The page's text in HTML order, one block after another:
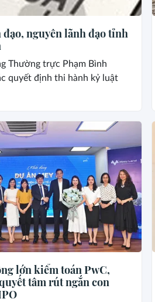
nguyên lãnh đạo tỉnh
Thường trực Phạm Bình
quyết định thi hành kỷ luật
lớn kiểm toán PwC,
tâm rút ngắn con